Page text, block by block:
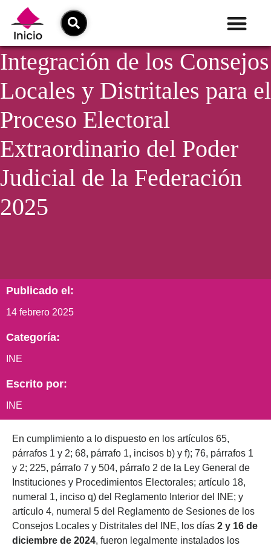
Integración de los Consejos
Locales y Distritales para el
Proceso Electoral
Extraordinario del Poder
Judicial de la Federación
2025
Publicado el:
14 febrero 2025
Categoría:
INE
Escrito por:
INE
En cumplimiento a lo dispuesto en los artículos 65,
párrafos 1 y 2; 68, párrafo 1, incisos b) y f); 76, párrafos 1
y 2; 225, párrafo 7 y 504, párrafo 2 de la Ley General de
Instituciones y Procedimientos Electorales; artículo 18,
numeral 1, inciso q) del Reglamento Interior del INE; y
artículo 4, numeral 5 del Reglamento de Sesiones de los
Consejos Locales y Distritales del INE, los días 2 y 16 de
diciembre de 2024, fueron legalmente instalados los